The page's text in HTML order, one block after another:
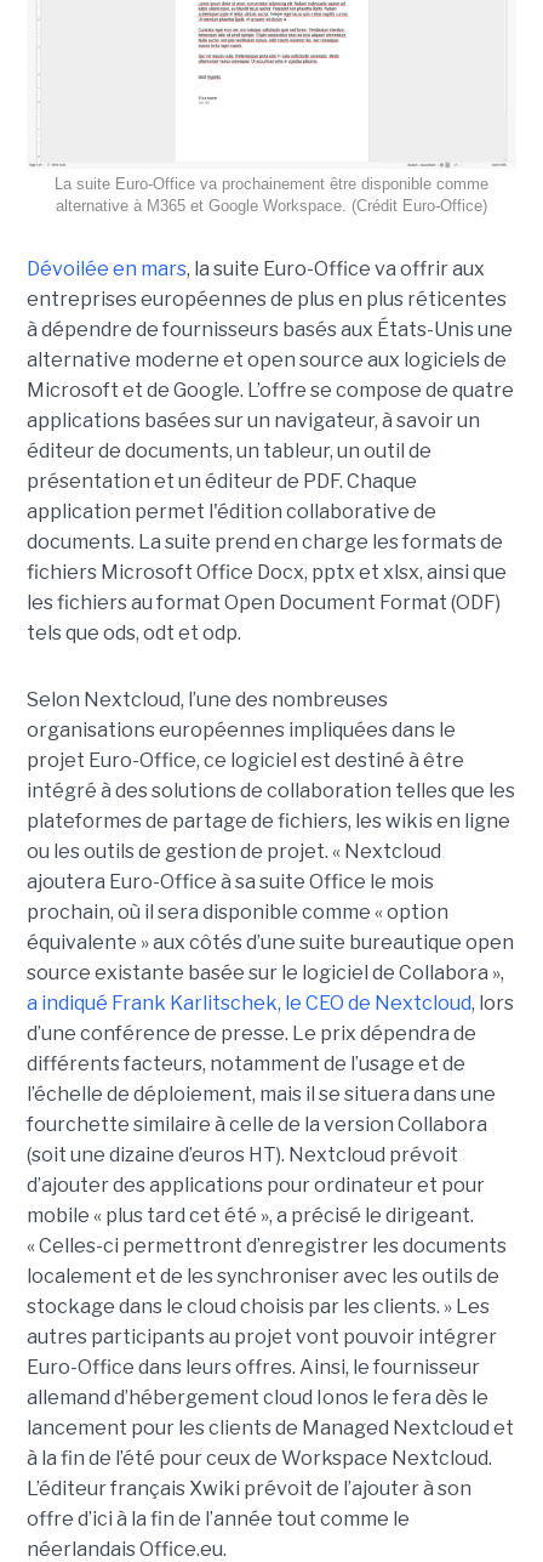
La suite Euro-Office va prochainement être disponible comme
alternative à M365 et Google Workspace. (Crédit Euro-Office)
Dévoilée en mars, la suite Euro-Office va offrir aux
entreprises européennes de plus en plus réticentes
à dépendre de fournisseurs basés aux États-Unis une
alternative moderne et open source aux logiciels de
Microsoft et de Google. L’offre se compose de quatre
applications basées sur un navigateur, à savoir un
éditeur de documents, un tableur, un outil de
présentation et un éditeur de PDF. Chaque
application permet l'édition collaborative de
documents. La suite prend en charge les formats de
fichiers Microsoft Office Docx, pptx et xlsx, ainsi que
les fichiers au format Open Document Format (ODF)
tels que ods, odt et odp.
Selon Nextcloud, l’une des nombreuses
organisations européennes impliquées dans le
projet Euro-Office, ce logiciel est destiné à être
intégré à des solutions de collaboration telles que les
plateformes de partage de fichiers, les wikis en ligne
ou les outils de gestion de projet. « Nextcloud
ajoutera Euro-Office à sa suite Office le mois
prochain, où il sera disponible comme « option
équivalente » aux côtés d’une suite bureautique open
source existante basée sur le logiciel de Collabora »,
a indiqué Frank Karlitschek, le CEO de Nextcloud, lors
d’une conférence de presse. Le prix dépendra de
différents facteurs, notamment de l’usage et de
l’échelle de déploiement, mais il se situera dans une
fourchette similaire à celle de la version Collabora
(soit une dizaine d’euros HT). Nextcloud prévoit
d’ajouter des applications pour ordinateur et pour
mobile « plus tard cet été », a précisé le dirigeant.
« Celles-ci permettront d’enregistrer les documents
localement et de les synchroniser avec les outils de
stockage dans le cloud choisis par les clients. » Les
autres participants au projet vont pouvoir intégrer
Euro-Office dans leurs offres. Ainsi, le fournisseur
allemand d’hébergement cloud Ionos le fera dès le
lancement pour les clients de Managed Nextcloud et
à la fin de l’été pour ceux de Workspace Nextcloud.
L’éditeur français Xwiki prévoit de l’ajouter à son
offre d’ici à la fin de l’année tout comme le
néerlandais Office.eu.